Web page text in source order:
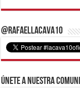
@RafaelLacava10
Únete a nuestra